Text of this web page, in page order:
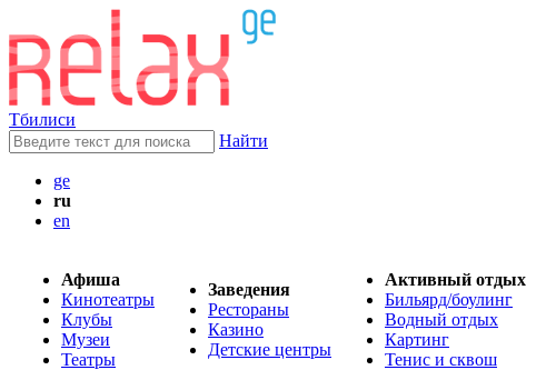
Тбилиси
Найти
ge
ru
en
Афиша
Кинотеатры
Клубы
Музеи
Театры
Заведения
Рестораны
Казино
Детские центры
Активный отдых
Бильярд/боулинг
Водный отдых
Картинг
Тенис и сквош